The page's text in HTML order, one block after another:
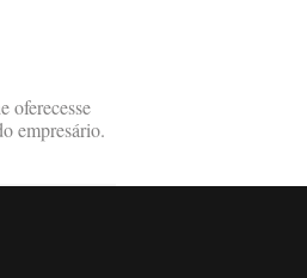
oferecesse
empresário.